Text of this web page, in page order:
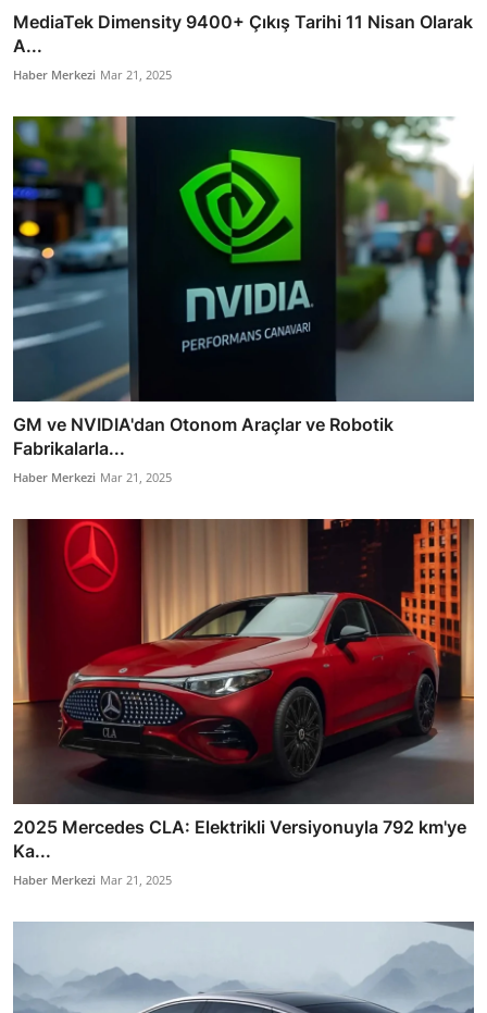
MediaTek Dimensity 9400+ Çıkış Tarihi 11 Nisan Olarak
A...
Haber Merkezi Mar 21, 2025
GM ve NVIDIA'dan Otonom Araçlar ve Robotik
Fabrikalarla...
Haber Merkezi Mar 21, 2025
2025 Mercedes CLA: Elektrikli Versiyonuyla 792 km'ye
Ka...
Haber Merkezi Mar 21, 2025